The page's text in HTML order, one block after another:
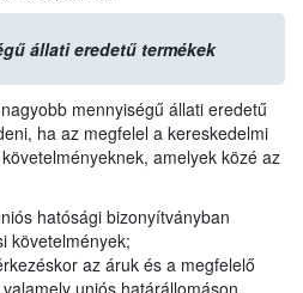
állati eredetű termékek
mennyiségű állati eredetű
ha az megfelel a kereskedelmi
amelyek közé az
hatósági bizonyítványban
követelmények;
az áruk és a megfelelő